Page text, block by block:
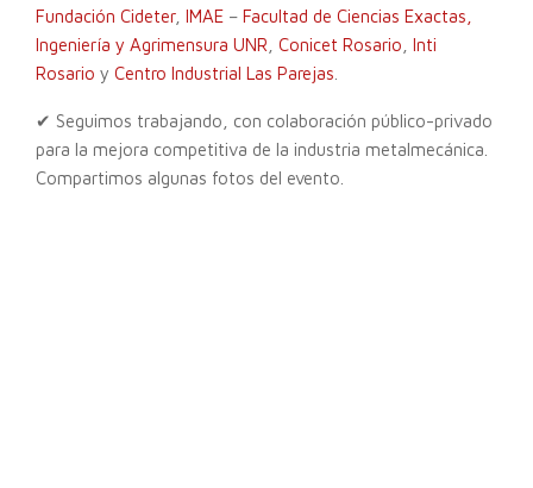
Fundación Cideter, IMAE – Facultad de Ciencias Exactas,
Ingeniería y Agrimensura UNR Conicet Rosario Inti
Rosario y Centro Industrial Las Parejas
✔ Seguimos trabajando, con colaboración público-privado
para la mejora competitiva de la industria metalmecánica.
Compartimos algunas fotos del evento.